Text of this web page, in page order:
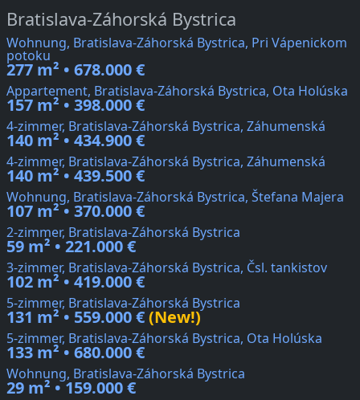
Bratislava-Záhorská Bystrica
Wohnung, Bratislava-Záhorská Bystrica, Pri Vápenickom
potoku
277 m² • 678.000 €
Appartement, Bratislava-Záhorská Bystrica, Ota Holúska
157 m² • 398.000 €
4-zimmer, Bratislava-Záhorská Bystrica, Záhumenská
140 m² • 434.900 €
4-zimmer, Bratislava-Záhorská Bystrica, Záhumenská
140 m² • 439.500 €
Wohnung, Bratislava-Záhorská Bystrica, Štefana Majera
107 m² • 370.000 €
2-zimmer, Bratislava-Záhorská Bystrica
59 m² • 221.000 €
3-zimmer, Bratislava-Záhorská Bystrica, Čsl. tankistov
102 m² • 419.000 €
5-zimmer, Bratislava-Záhorská Bystrica
131 m² • 559.000 €(New!)
5-zimmer, Bratislava-Záhorská Bystrica, Ota Holúska
133 m² • 680.000 €
Wohnung, Bratislava-Záhorská Bystrica
29 m² • 159.000 €